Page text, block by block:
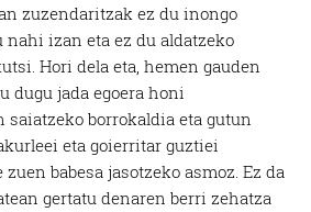
zuzendaritzak ez du inongo
izan eta ez du aldatzeko
Hori dela eta, hemen gauden
dugu jada egoera honi
saiatzeko borrokaldia eta gutun
eta goierritar guztiei
babesa jasotzeko asmoz. Ez da
gertatu denaren berri zehatza